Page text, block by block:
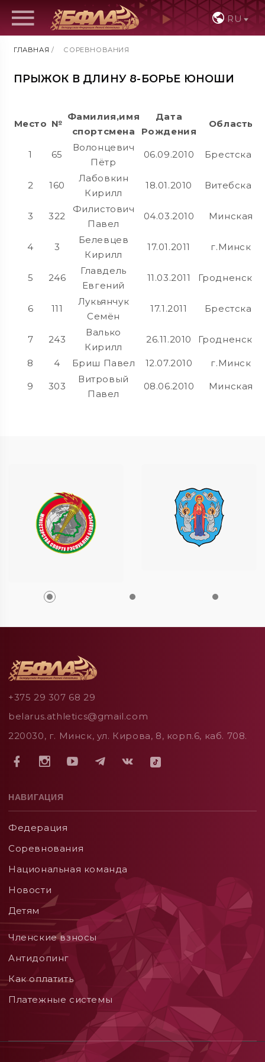
RU
ГЛАВНАЯ / СОРЕВНОВАНИЯ
ПРЫЖОК В ДЛИНУ 8-БОРЬЕ ЮНОШИ
Место №
Фамилия,имя
спортсмена
Дата
Рождения
Область
1 65
Волонцевич
Пётр
06.09.2010 Брестская
2 160
Лабовкин
Кирилл
18.01.2010 Витебская
3 322
Филистович
Павел
04.03.2010 Минская
4 3
Белевцев
Кирилл
17.01.2011 г.Минск
5 246
Главдель
Евгений
11.03.2011 Гродненская
6 111
Лукьянчук
Семён
17.1.2011 Брестская
7 243
Валько
Кирилл
26.11.2010 Гродненская
8 4 Бриш Павел 12.07.2010 г.Минск
9 303
Витровый
Павел
08.06.2010 Минская
+375 29 307 68 29
belarus.athletics@gmail.com
220030, г. Минск, ул. Кирова, 8, корп.6, каб. 708.
НАВИГАЦИЯ
Федерация
Соревнования
Национальная команда
Новости
Детям
Членские взносы
Aнтидопинг
Как оплатить
Платежные системы